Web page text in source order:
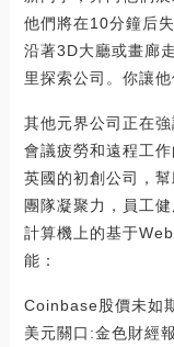
他們將在10分鐘后
沿著3D大廳或畫廊
里探索公司。你讓
其他元界公司正在
會議疲勞和遠程工
英國的初創公司，
團隊凝聚力，員工
計算機上的基于
能：
Coinbase股價未如
美元關口:金色財經